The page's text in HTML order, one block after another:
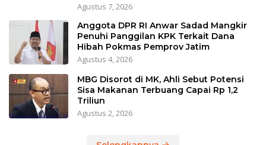
Agustus 7, 2026
Anggota DPR RI Anwar Sadad Mangkir
Penuhi Panggilan KPK Terkait Dana
Hibah Pokmas Pemprov Jatim
Agustus 4, 2026
MBG Disorot di MK, Ahli Sebut Potensi
Sisa Makanan Terbuang Capai Rp 1,2
Triliun
Agustus 2, 2026